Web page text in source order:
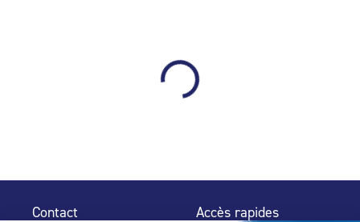
Contact Accès rapides